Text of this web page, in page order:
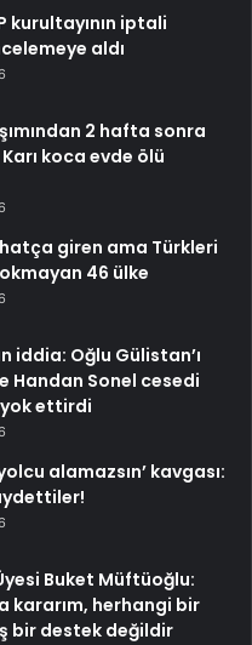
kurultayının iptali
aldı
2 hafta sonra
koca evde ölü
giren ama Türkleri
46 ülke
iddia: Oğlu Gülistan’ı
Handan Sonel cesedi
yok ettirdi
alamazsın’ kavgası:
Buket Müftüoğlu:
kararım, herhangi bir
bir destek değildir